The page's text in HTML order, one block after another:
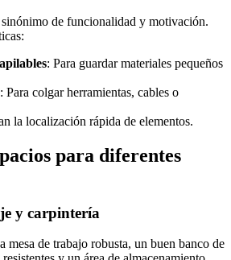
de funcionalidad y motivación.
: Para guardar materiales pequeños
: Para colgar herramientas, cables o
la localización rápida de elementos.
para diferentes
y carpintería
mesa de trabajo robusta, un buen banco de